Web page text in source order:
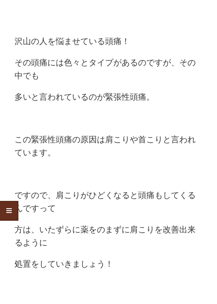
つ
じ
整
院
沢山の人を悩ませている頭痛！
その頭痛には色々とタイプがあるのですが、その
中でも
多いと言われているのが緊張性頭痛。
この緊張性頭痛の原因は肩こりや首こりと言われ
ています。
ですので、肩こりがひどくなると頭痛もしてくる
んですって
方は、いたずらに薬をのまずに肩こりを改善出来
るように
処置をしていきましょう！